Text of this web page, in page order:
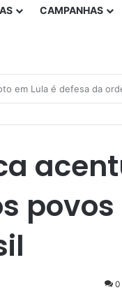
CAMPANHAS
de solidariedade ao
povos
0